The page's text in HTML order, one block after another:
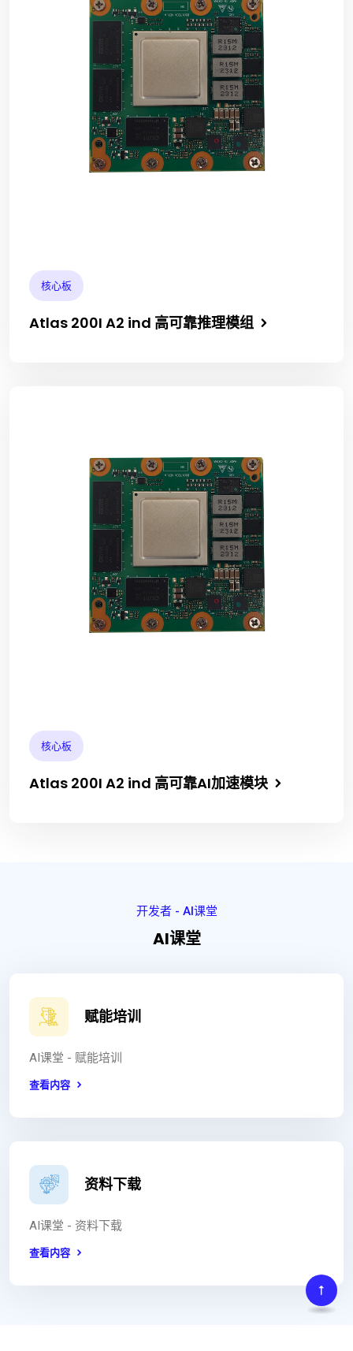
核心板
Atlas 200I A2 ind 高可靠推理模组
核心板
Atlas 200I A2 ind 高可靠AI加速模块
开发者 - AI课堂
AI课堂
赋能培训
AI课堂 - 赋能培训
查看内容
资料下载
AI课堂 - 资料下载
查看内容